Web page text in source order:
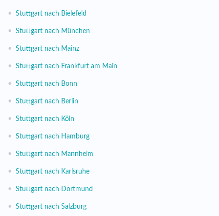
• Stuttgart nach Bielefeld
• Stuttgart nach München
• Stuttgart nach Mainz
• Stuttgart nach Frankfurt am Main
• Stuttgart nach Bonn
• Stuttgart nach Berlin
• Stuttgart nach Köln
• Stuttgart nach Hamburg
• Stuttgart nach Mannheim
• Stuttgart nach Karlsruhe
• Stuttgart nach Dortmund
• Stuttgart nach Salzburg